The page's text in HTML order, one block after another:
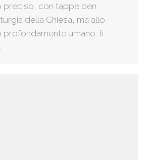
preciso, con tappe ben
della Chiesa, ma allo
umano: ti